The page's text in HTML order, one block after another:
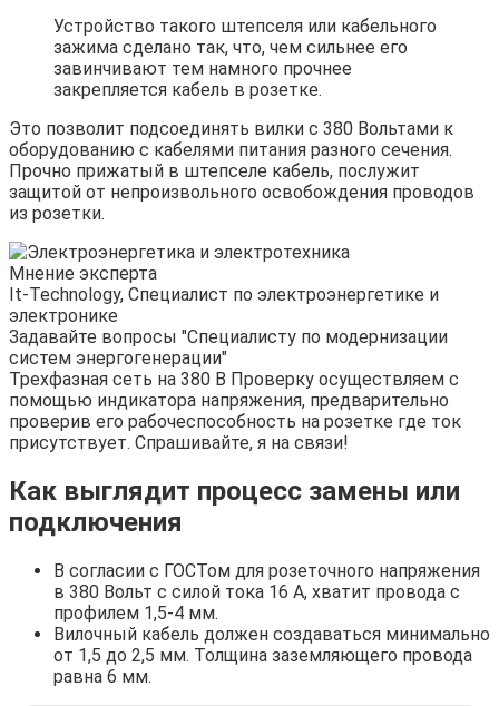
Устройство такого штепселя или кабельного
зажима сделано так, что, чем сильнее его
завинчивают тем намного прочнее
закрепляется кабель в розетке.
Это позволит подсоединять вилки с 380 Вольтами к
оборудованию с кабелями питания разного сечения.
Прочно прижатый в штепселе кабель, послужит
защитой от непроизвольного освобождения проводов
из розетки.
Мнение эксперта
It-Technology, Cпециалист по электроэнергетике и
электронике
Задавайте вопросы "Специалисту по модернизации
систем энергогенерации"
Трехфазная сеть на 380 В Проверку осуществляем с
помощью индикатора напряжения, предварительно
проверив его рабочеспособность на розетке где ток
присутствует. Спрашивайте, я на связи!
Как выглядит процесс замены или
подключения
В согласии с ГОСТом для розеточного напряжения
в 380 Вольт с силой тока 16 А, хватит провода с
профилем 1,5-4 мм.
Вилочный кабель должен создаваться минимально
от 1,5 до 2,5 мм. Толщина заземляющего провода
равна 6 мм.